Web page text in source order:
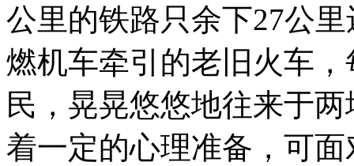
东
特
平
原，
这
是
泊
尔
公里的铁路只余下27公
燃机车牵引的老旧火车
民，晃晃悠悠地往来于
着一定的心理准备，可